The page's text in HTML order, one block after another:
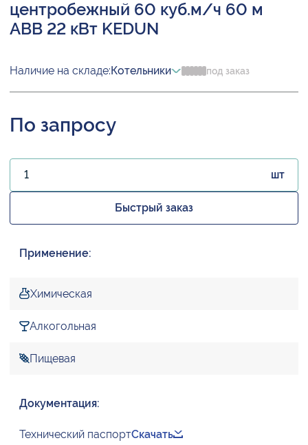
центробежный 60 куб.м/ч 60 м
ABB 22 кВт KEDUN
Наличие на складе:Котельники под заказ
По запросу
шт
Быстрый заказ
Применение:
Химическая
Алкогольная
Пищевая
Документация:
Технический паспортСкачать